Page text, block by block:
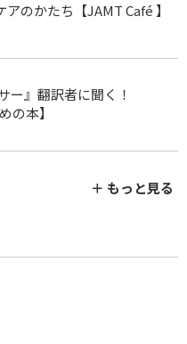
のかたち【JAMT Café 】
ー』翻訳者に聞く！
の本】
＋ もっと見る